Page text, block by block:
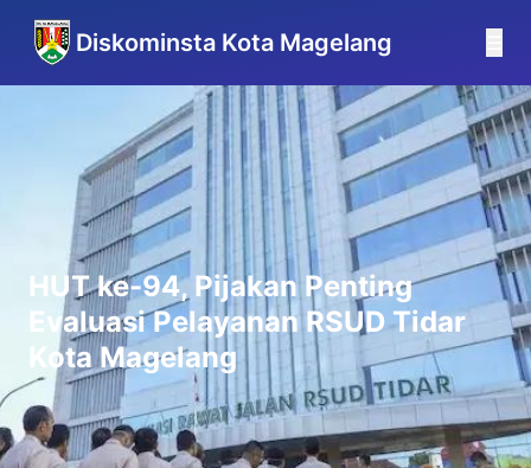
Diskominsta Kota Magelang
HUT ke-94, Pijakan Penting
Evaluasi Pelayanan RSUD Tidar
Kota Magelang